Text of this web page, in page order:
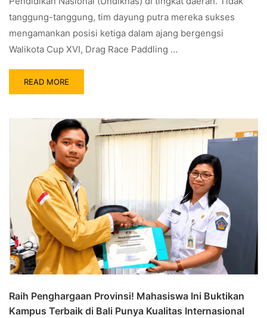
tanggung-tanggung, tim dayung putra mereka sukses
mengamankan posisi ketiga dalam ajang bergengsi
Walikota Cup XVI, Drag Race Paddling …
READ MORE
Raih Penghargaan Provinsi! Mahasiswa Ini Buktikan
Kampus Terbaik di Bali Punya Kualitas Internasional